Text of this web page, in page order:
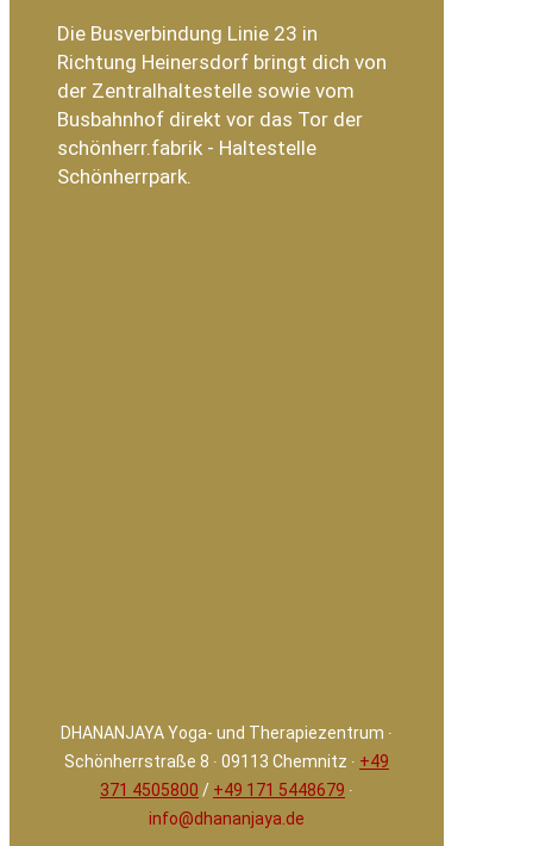
Die Busverbindung Linie 23 in
Richtung Heinersdorf bringt dich von
der Zentralhaltestelle sowie vom
Busbahnhof direkt vor das Tor der
schönherr.fabrik - Haltestelle
Schönherrpark.
DHANANJAYA Yoga- und Therapiezentrum ∙
Schönherrstraße 8 ∙ 09113 Chemnitz ∙ +49
371 4505800 / +49 171 5448679 ∙
info@dhananjaya.de